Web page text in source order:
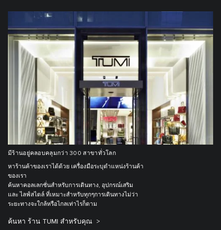
มีร้านอยู่คลอบคลุมกว่า 300 สาขาทั่วโลก
หาร้านค้าของเราได้ด้วย เครื่องมือระบุตำแหน่งร้านค้า
ของเรา
ค้นหาคอลเลกชั่นสำหรับการเดินทาง, อุปกรณ์เสริม
และ ไลฟ์สไตล์ ที่เหมาะสำหรับทุกๆการเดินทางไม่ว่า
ระยะทางจะใกล้หรือไกลเท่าไรก็ตาม
ค้นหา ร้าน TUMI สำหรับคุณ